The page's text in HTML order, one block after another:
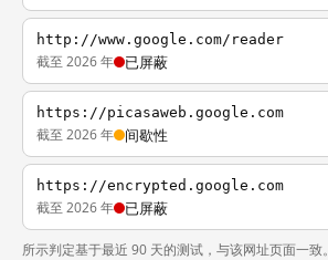
http://www.google.com/reader
截至 2026 年 已屏蔽
https://picasaweb.google.com
截至 2026 年 间歇性
https://encrypted.google.com
截至 2026 年 已屏蔽
所示判定基于最近 90 天的测试，与该网址页面一致。